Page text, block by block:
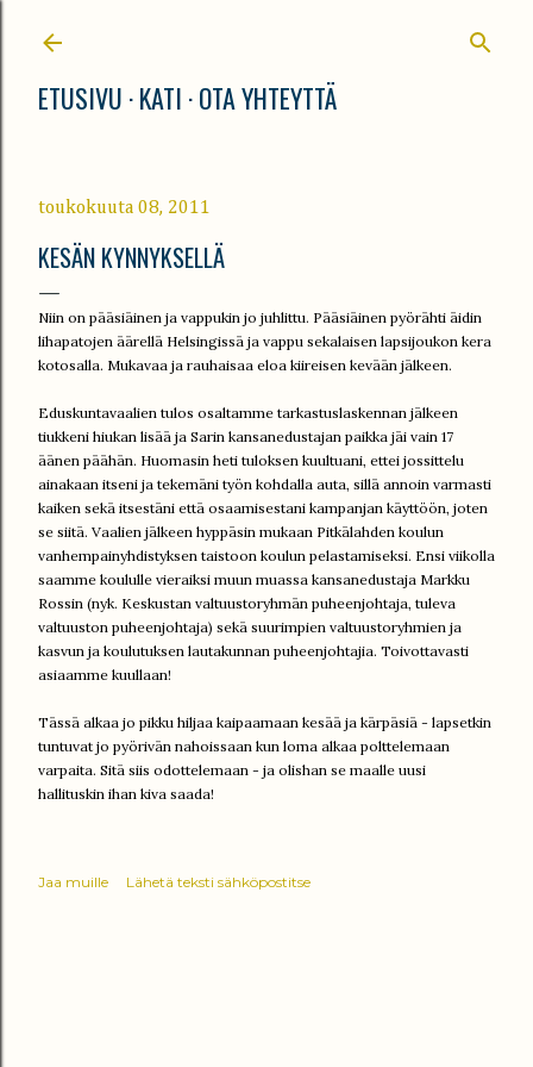
ETUSIVU KATI OTA YHTEYTTÄ
toukokuuta 08, 2011
KESÄN KYNNYKSELLÄ
Niin on pääsiäinen ja vappukin jo juhlittu. Pääsiäinen pyörähti äidin
lihapatojen äärellä Helsingissä ja vappu sekalaisen lapsijoukon kera
kotosalla. Mukavaa ja rauhaisaa eloa kiireisen kevään jälkeen.
Eduskuntavaalien tulos osaltamme tarkastuslaskennan jälkeen
tiukkeni hiukan lisää ja Sarin kansanedustajan paikka jäi vain 17
äänen päähän. Huomasin heti tuloksen kuultuani, ettei jossittelu
ainakaan itseni ja tekemäni työn kohdalla auta, sillä annoin varmasti
kaiken sekä itsestäni että osaamisestani kampanjan käyttöön, joten
se siitä. Vaalien jälkeen hyppäsin mukaan Pitkälahden koulun
vanhempainyhdistyksen taistoon koulun pelastamiseksi. Ensi viikolla
saamme koululle vieraiksi muun muassa kansanedustaja Markku
Rossin (nyk. Keskustan valtuustoryhmän puheenjohtaja, tuleva
valtuuston puheenjohtaja) sekä suurimpien valtuustoryhmien ja
kasvun ja koulutuksen lautakunnan puheenjohtajia. Toivottavasti
asiaamme kuullaan!
Tässä alkaa jo pikku hiljaa kaipaamaan kesää ja kärpäsiä - lapsetkin
tuntuvat jo pyörivän nahoissaan kun loma alkaa polttelemaan
varpaita. Sitä siis odottelemaan - ja olishan se maalle uusi
hallituskin ihan kiva saada!
Jaa muille Lähetä teksti sähköpostitse